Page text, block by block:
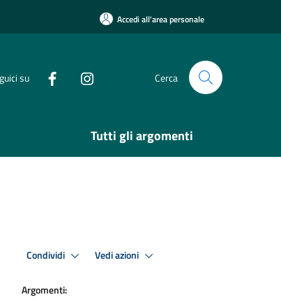
Accedi all'area personale
su Cerca
Tutti gli argomenti
Condividi Vedi azioni
Argomenti: